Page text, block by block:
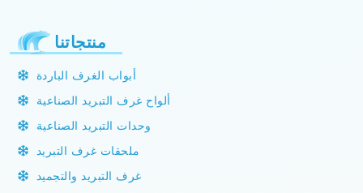
منتجاتنا
أبواب الغرف الباردة
ألواح غرف التبريد الصناعية
وحدات التبريد الصناعية
ملحقات غرف التبريد
غرف التبريد والتجميد